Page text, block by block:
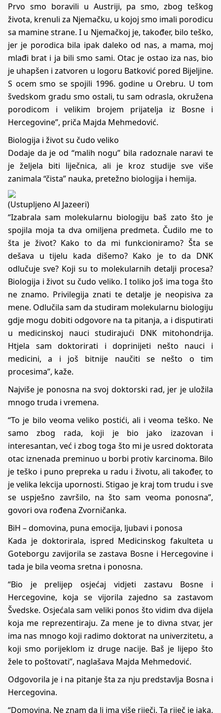
Prvo smo boravili u Austriji, pa smo, zbog teškog
života, krenuli za Njemačku, u kojoj smo imali porodicu
sa mamine strane. I u Njemačkoj je, također, bilo teško,
jer je porodica bila ipak daleko od nas, a mama, moj
mlađi brat i ja bili smo sami. Otac je ostao iza nas, bio
je uhapšen i zatvoren u logoru Batković pored Bijeljine.
S ocem smo se spojili 1996. godine u Orebru. U tom
švedskom gradu smo ostali, tu sam odrasla, okružena
porodicom i velikim brojem prijatelja iz Bosne i
Hercegovine”, priča Majda Mehmedović.
Biologija i život su čudo veliko
Dodaje da je od “malih nogu” bila radoznale naravi te
je željela biti liječnica, ali je kroz studije sve više
zanimala “čista” nauka, pretežno biologija i hemija.
(Ustupljeno Al Jazeeri)
“Izabrala sam molekularnu biologiju baš zato što je
spojila moja ta dva omiljena predmeta. Čudilo me to
šta je život? Kako to da mi funkcioniramo? Šta se
dešava u tijelu kada dišemo? Kako je to da DNK
odlučuje sve? Koji su to molekularnih detalji procesa?
Biologija i život su čudo veliko. I toliko još ima toga što
ne znamo. Privilegija znati te detalje je neopisiva za
mene. Odlučila sam da studiram molekularnu biologiju
gdje mogu dobiti odgovore na ta pitanja, a i disputirati
u medicinskoj nauci studirajući DNK mitohondrija.
Htjela sam doktorirati i doprinijeti nešto nauci i
medicini, a i još bitnije naučiti se nešto o tim
procesima”, kaže.
Najviše je ponosna na svoj doktorski rad, jer je uložila
mnogo truda i vremena.
“To je bilo veoma veliko postići, ali i veoma teško. Ne
samo zbog rada, koji je bio jako izazovan i
interesantan, već i zbog toga što mi je usred doktorata
otac iznenada preminuo u borbi protiv karcinoma. Bilo
je teško i puno prepreka u radu i životu, ali također, to
je velika lekcija upornosti. Stigao je kraj tom trudu i sve
se uspješno završilo, na što sam veoma ponosna”,
govori ova rođena Zvorničanka.
BiH – domovina, puna emocija, ljubavi i ponosa
Kada je doktorirala, ispred Medicinskog fakulteta u
Goteborgu zavijorila se zastava Bosne i Hercegovine i
tada je bila veoma sretna i ponosna.
“Bio je prelijep osjećaj vidjeti zastavu Bosne i
Hercegovine, koja se vijorila zajedno sa zastavom
Švedske. Osjećala sam veliki ponos što vidim dva dijela
koja me reprezentiraju. Za mene je to divna stvar, jer
ima nas mnogo koji radimo doktorat na univerzitetu, a
koji smo porijeklom iz druge nacije. Baš je lijepo što
žele to poštovati”, naglašava Majda Mehmedović.
Odgovorila je i na pitanje šta za nju predstavlja Bosna i
Hercegovina.
“Domovina. Ne znam da li ima više riječi. Ta riječ je jaka,